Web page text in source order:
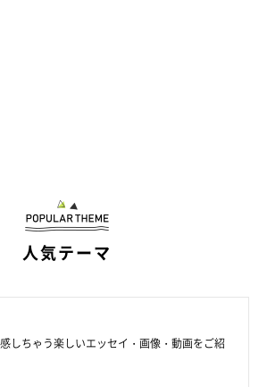
人気テーマ
しちゃう楽しいエッセイ・画像・動画をご紹